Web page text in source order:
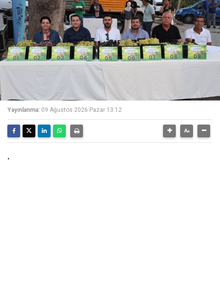
Yayınlanma: 09 Ağustos 2026 Pazar 13:12
.